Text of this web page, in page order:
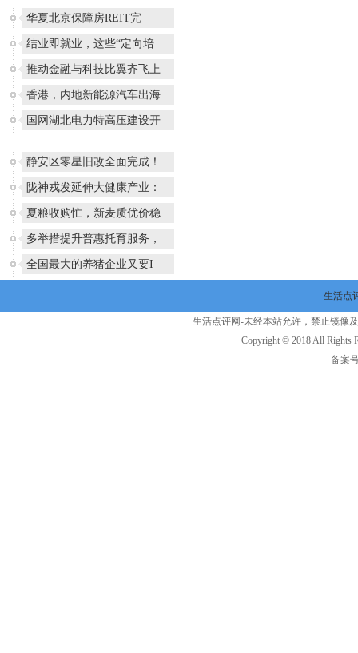
华夏北京保障房REIT完
结业即就业，这些“定向培
推动金融与科技比翼齐飞上
香港，内地新能源汽车出海
国网湖北电力特高压建设开
静安区零星旧改全面完成！
陇神戎发延伸大健康产业：
夏粮收购忙，新麦质优价稳
多举措提升普惠托育服务，
全国最大的养猪企业又要I
生活点
生活点评网-未经本站允许，禁止镜像
Copyright © 2018 All Rights
备案